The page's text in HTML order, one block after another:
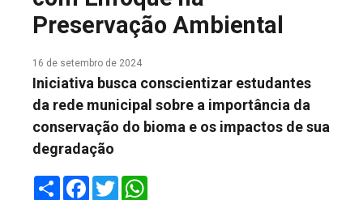
Preservação Ambiental
16 de setembro de 2024
Iniciativa busca conscientizar estudantes
da rede municipal sobre a importância da
conservação do bioma e os impactos de sua
degradação
ShareFacebook
Twitter